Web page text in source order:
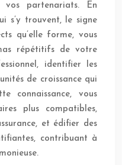
vos partenariats. En
s’y trouvent, le signe
qu’elle forme, vous
répétitifs de votre
identifier les
de croissance qui
connaissance, vous
plus compatibles,
et édifier des
contribuant à